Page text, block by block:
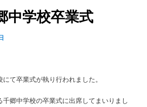
中学校卒業式
て卒業式が執り行われました。
郷中学校の卒業式に出席してまいりまし